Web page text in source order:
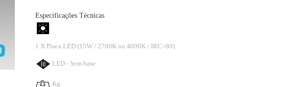
Especificações Técnicas
1 X Placa LED (15W / 2700K ou 4000K / IRC>80)
LED - Sem base
Kg